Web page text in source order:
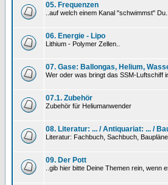
05. Frequenzen
..auf welch einem Kanal "schwimmst" Du..
06. Energie - Lipo
Lithium - Polymer Zellen..
07. Gase: Ballongas, Helium,
Wer oder was bringt das SSM-Luftschiff
07.1. Zubehör
Zubehör für Heliumanwender
08. Literatur: ... / Antiquariat: ... /
Literatur: Fachbuch, Sachbuch,
09. Der Pott
..gib hier bitte Deine Themen rein, wenn